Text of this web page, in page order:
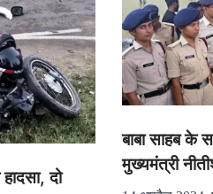
दो
बाबा साहब के
मुख्यमंत्री